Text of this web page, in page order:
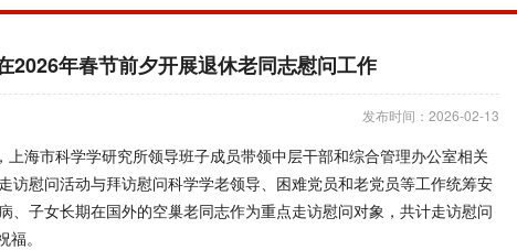
2026年春节前夕开展退休老同志慰问工作
发布时间：2026-02-13
海市科学学研究所领导班子成员带领中层干部和综合管理办公室相关
访慰问活动与拜访慰问科学学老领导、困难党员和老党员等工作统筹安
、子女长期在国外的空巢老同志作为重点走访慰问对象，共计走访慰问
。